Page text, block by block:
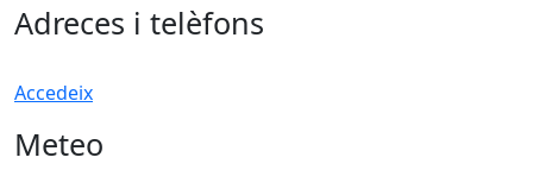
Adreces i telèfons
Accedeix
Meteo